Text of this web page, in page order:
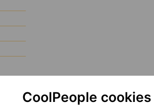
Developera, který se zapojí do návrhu,
projektů. Budete pracovat v prostředí s
CoolPeople cookies